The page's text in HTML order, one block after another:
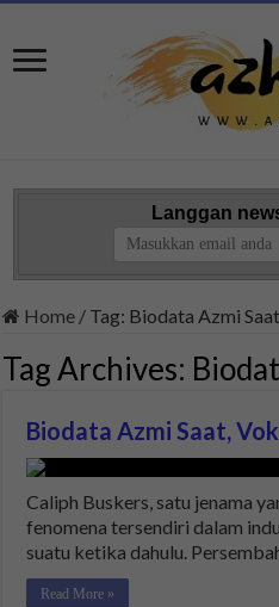
Langgan
Home / Tag: Biodata Azmi Saat
Tag Archives:
Biodata Azmi Saat,
Caliph Buskers, satu jenama
fenomena tersendiri dalam
suatu ketika dahulu.
Read More »